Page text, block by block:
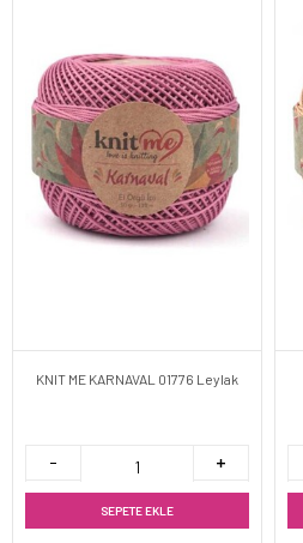
KNIT ME KARNAVAL 01776 Leylak
SEPETE EKLE